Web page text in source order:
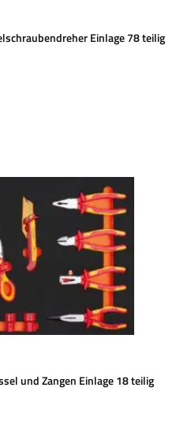
Einlage 78 teilig
und Zangen Einlage 18 teilig